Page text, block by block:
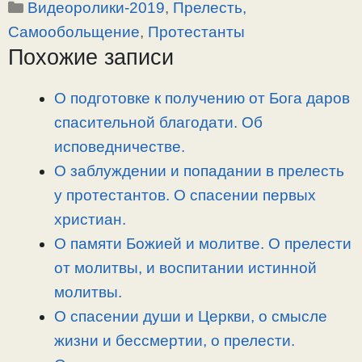
p
y
L
l
e
g
a
c
e
b
п
р
а
Рубрики
Видеоролики-2019, Прелесть,
Самообольщение, Протестанты
Похожие записи
О подготовке к получению от Бога даров
спасительной благодати. Об
исповедничестве.
О заблуждении и попадании в прелесть
у протестантов. О спасении первых
христиан.
О памяти Божией и молитве. О прелести
от молитвы, и воспитании истинной
молитвы.
О спасении души и Церкви, о смысле
жизни и бессмертии, о прелести.